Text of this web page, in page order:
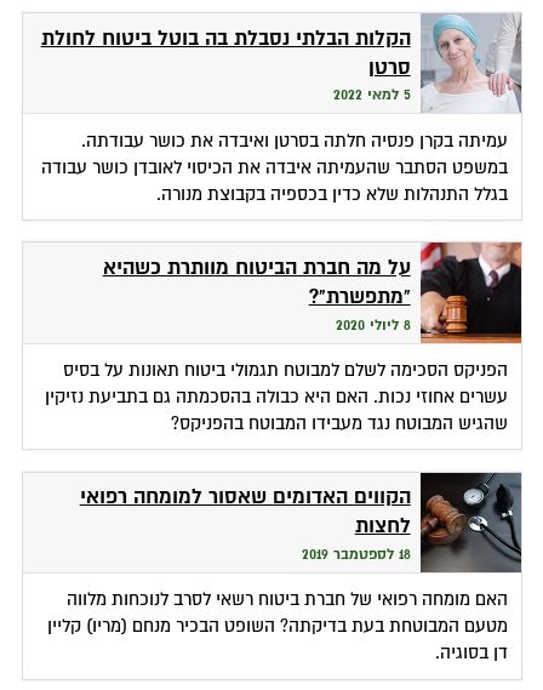
הקלות הבלתי נסבלת בה בוטל ביטוח לחולת
סרטן
5 למאי 2022
עמיתה בקרן פנסיה חלתה בסרטן ואיבדה את כושר עבודתה.
במשפט הסתבר שהעמיתה איבדה את הכיסוי לאובדן כושר עבודה
בגלל התנהלות שלא כדין בכספיה בקבוצת מנורה.
על מה חברת הביטוח מוותרת כשהיא
"מתפשרת"?
8 ליולי 2020
הפניקס הסכימה לשלם למבוטח תגמולי ביטוח תאונות על בסיס
עשרים אחוזי נכות. האם היא כבולה בהסכמתה גם בתביעת נזיקין
שהגיש המבוטח נגד מעבידו המבוטח בהפניקס?
הקווים האדומים שאסור למומחה רפואי
לחצות
18 לספטמבר 2019
האם מומחה רפואי של חברת ביטוח רשאי לסרב לנוכחות מלווה
מטעם המבוטחת בעת בדיקתה? השופט הבכיר מנחם (מריו) קליין
דן בסוגיה.